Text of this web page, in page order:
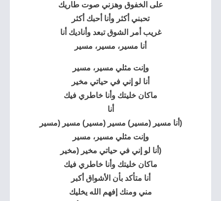
على الخفوق وهزني صوت طاريك
تحبني أكثر وأنا أحبك أكثر
غريب أمر الشوق تبعد وأناديك أنا
أنا مسير، مسير، مسير
وإنت مثلي مسير، مسير
أنا لو إني في حياتي مخير
ماكان خليتك وأنا خاطري فيك
أنا
(أنا مسير (مسير) مسير (مسير) مسير (مسير
وإنت مثلي مسير، مسير
(أنا لو إني في حياتي مخير (مخير
ماكان خليتك وأنا خاطري فيك
أنا متأكد بأن الأشواق أكبر
مني ومنك إفهم الله يخليك